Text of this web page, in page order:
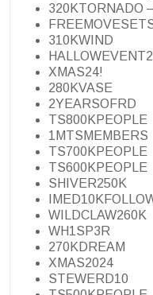
320KTORNADO
310KWIND
XMAS24!
280KVASE
2YEARSOFRD
TS800KPEOPLE
1MTSMEMBERS
TS700KPEOPLE
TS600KPEOPLE
SHIVER250K
WILDCLAW260K
WH1SP3R
270KDREAM
XMAS2024
STEWERD10